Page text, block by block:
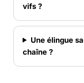
vifs ?
Une élingue
chaîne ?